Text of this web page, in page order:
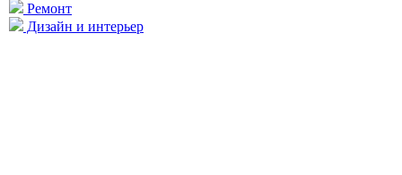
Ремонт
Дизайн и интерьер